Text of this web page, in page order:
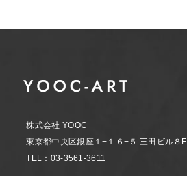
株式会社 YOOC
東京都中央区銀座１−１６−５ 三田ビル８F
TEL：03-3561-3611